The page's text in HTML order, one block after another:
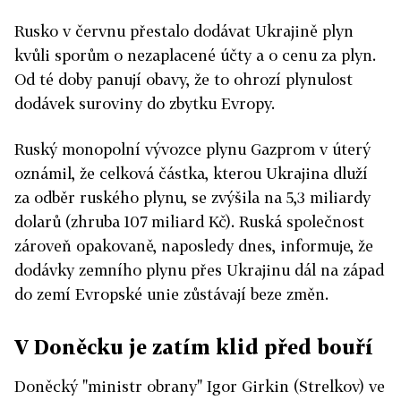
Rusko v červnu přestalo dodávat Ukrajině plyn
kvůli sporům o nezaplacené účty a o cenu za plyn.
Od té doby panují obavy, že to ohrozí plynulost
dodávek suroviny do zbytku Evropy.
Ruský monopolní vývozce plynu Gazprom v úterý
oznámil, že celková částka, kterou Ukrajina dluží
za odběr ruského plynu, se zvýšila na 5,3 miliardy
dolarů (zhruba 107 miliard Kč). Ruská společnost
zároveň opakovaně, naposledy dnes, informuje, že
dodávky zemního plynu přes Ukrajinu dál na západ
do zemí Evropské unie zůstávají beze změn.
V Doněcku je zatím klid před bouří
Doněcký "ministr obrany" Igor Girkin (Strelkov) ve